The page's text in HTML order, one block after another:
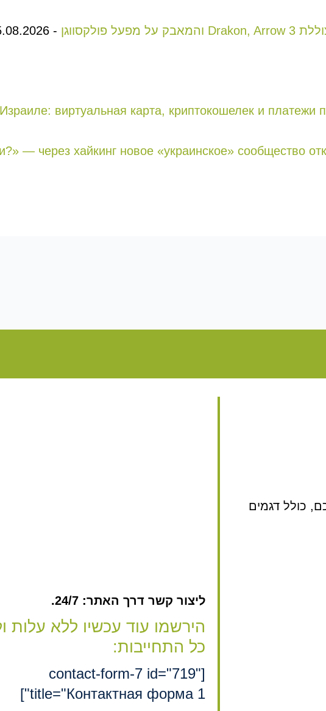
-
виртуальная карта, криптокошелек и
— через хайкинг новое «украинское» сообщество
כולל דגמים
ליצור קשר דרך האתר: 24/7.
הירשמו עוד עכשיו ללא עלות
כל התחייבות:
[contact-form-7 id="719"
title="Контактная форма 1"]